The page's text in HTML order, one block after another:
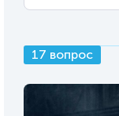
17 вопрос